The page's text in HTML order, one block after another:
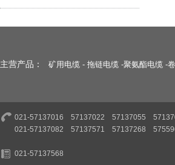
主营产品： 矿用电缆 - 拖链电缆 -聚氨酯电缆 -
021-57137016 57137022 57137055
021-57137082 57137571 57137268
021-57137568